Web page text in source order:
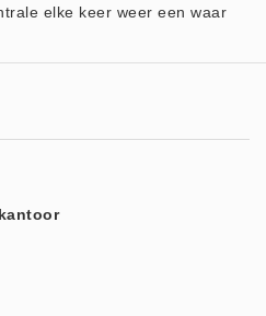
elke keer weer een waar